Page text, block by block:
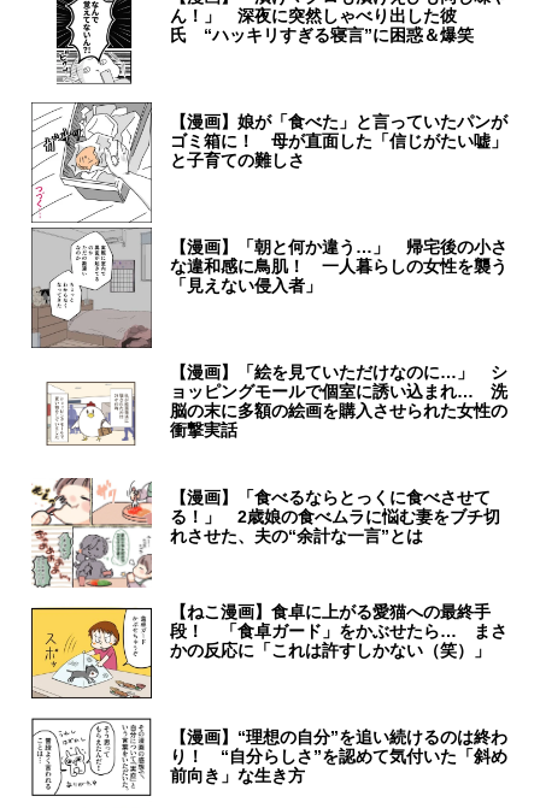
ん！」 深夜に突然しゃべり出した彼
氏 “ハッキリすぎる寝言”に困惑＆爆笑
【漫画】娘が「食べた」と言っていたパンが
ゴミ箱に！ 母が直面した「信じがたい嘘」
と子育ての難しさ
【漫画】「朝と何か違う…」 帰宅後の小さ
な違和感に鳥肌！ 一人暮らしの女性を襲う
「見えない侵入者」
【漫画】「絵を見ていただけなのに…」 シ
ョッピングモールで個室に誘い込まれ… 洗
脳の末に多額の絵画を購入させられた女性の
衝撃実話
【漫画】「食べるならとっくに食べさせて
る！」 2歳娘の食べムラに悩む妻をブチ切
れさせた、夫の“余計な一言”とは
【ねこ漫画】食卓に上がる愛猫への最終手
段！ 「食卓ガード」をかぶせたら… まさ
かの反応に「これは許すしかない（笑）」
【漫画】“理想の自分”を追い続けるのは終わ
り！ “自分らしさ”を認めて気付いた「斜め
前向き」な生き方